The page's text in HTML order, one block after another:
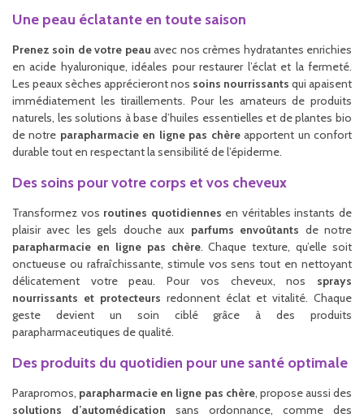
Une peau éclatante en toute saison
Prenez soin de votre peau avec nos crèmes hydratantes enrichies
en acide hyaluronique, idéales pour restaurer l’éclat et la fermeté.
Les peaux sèches apprécieront nos soins nourrissants qui apaisent
immédiatement les tiraillements. Pour les amateurs de produits
naturels, les solutions à base d’huiles essentielles et de plantes bio
de notre parapharmacie en ligne pas chèreapportent un confort
durable tout en respectant la sensibilité de l’épiderme.
Des soins pour votre corps et vos cheveux
Transformez vos routines quotidiennes en véritables instants de
plaisir avec les gels douche aux parfums envoûtants de notre
parapharmacie en ligne pas chère. Chaque texture, qu’elle soit
onctueuse ou rafraîchissante, stimule vos sens tout en nettoyant
délicatement votre peau. Pour vos cheveux, nos sprays
nourrissants et protecteurs redonnent éclat et vitalité. Chaque
geste devient un soin ciblé grâce à des produits
parapharmaceutiques de qualité.
Des produits du quotidien pour une santé optimale
Parapromos, parapharmacie en ligne pas chère, propose aussi des
solutions d’automédication sans ordonnance, comme des